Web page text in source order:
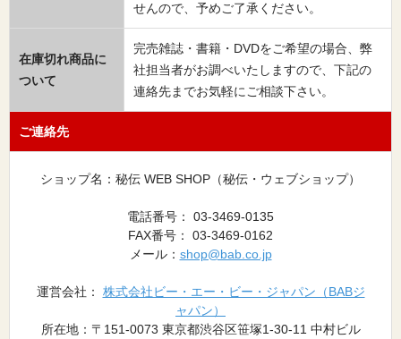
せんので、予めご了承ください。
在庫切れ商品に
ついて
完売雑誌・書籍・DVDをご希望の場合、弊
社担当者がお調べいたしますので、下記の
連絡先までお気軽にご相談下さい。
ご連絡先
ショップ名：秘伝 WEB SHOP（秘伝・ウェブショップ）
電話番号： 03-3469-0135
FAX番号： 03-3469-0162
メール： shop@bab.co.jp
運営会社： 株式会社ビー・エー・ビー・ジャパン（BABジ
ャパン）
所在地：〒151-0073 東京都渋谷区笹塚1-30-11 中村ビル